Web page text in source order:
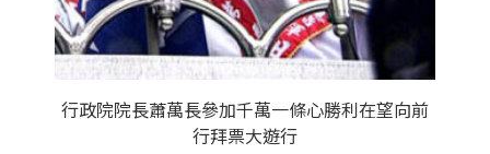
行政院院長蕭萬長參加千萬一條心勝利在望向前
行拜票大遊行